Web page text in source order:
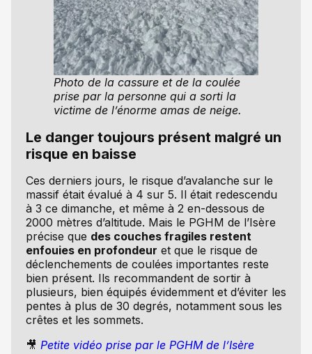
Photo de la cassure et de la coulée
prise par la personne qui a sorti la
victime de l’énorme amas de neige.
Le danger toujours présent malgré un
risque en baisse
Ces derniers jours, le risque d’avalanche sur le
massif était évalué à 4 sur 5. Il était redescendu
à 3 ce dimanche, et même à 2 en-dessous de
2000 mètres d’altitude. Mais le PGHM de l’Isère
précise que des couches fragiles restent
enfouies en profondeur et que le risque de
déclenchements de coulées importantes reste
bien présent. Ils recommandent de sortir à
plusieurs, bien équipés évidemment et d’éviter les
pentes à plus de 30 degrés, notamment sous les
crêtes et les sommets.
🎥 Petite vidéo prise par le PGHM de l’Isère